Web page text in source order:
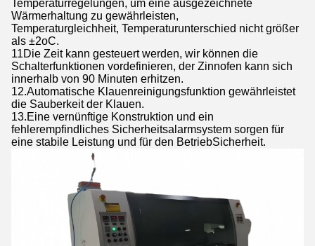
Temperaturregelungen, um eine ausgezeichnete
Wärmerhaltung zu gewährleisten,
Temperaturgleichheit, Temperaturunterschied nicht größer
als ±2oC.
11Die Zeit kann gesteuert werden, wir können die
Schalterfunktionen vordefinieren, der Zinnofen kann sich
innerhalb von 90 Minuten erhitzen.
12.Automatische Klauenreinigungsfunktion gewährleistet
die Sauberkeit der Klauen.
13.Eine vernünftige Konstruktion und ein
fehlerempfindliches Sicherheitsalarmsystem sorgen für
eine stabile Leistung und für den BetriebSicherheit.